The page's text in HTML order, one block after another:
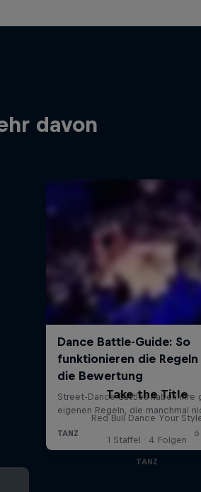
davon
Take the Title
Red Bull Dance Your
1 Staffel · 4 Folgen
TANZ